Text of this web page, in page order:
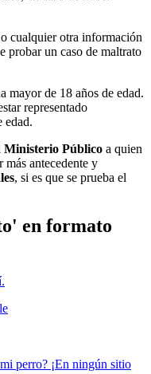
cualquier otra información
probar un caso de maltrato
mayor de 18 años de edad.
representado
edad.
Ministerio Público a quien
más antecedente y
, si es que se prueba el
en formato
perro? ¡En ningún sitio